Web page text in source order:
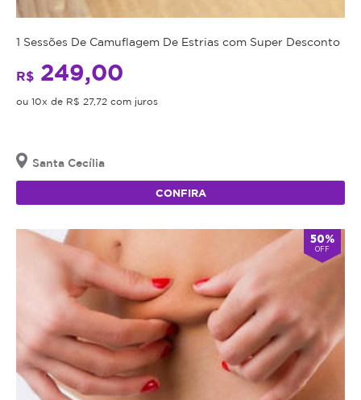
1 Sessões De Camuflagem De Estrias com Super Desconto
R$ 249,00
ou 10x de R$ 27,72 com juros
Santa Cecília
CONFIRA
50%
OFF